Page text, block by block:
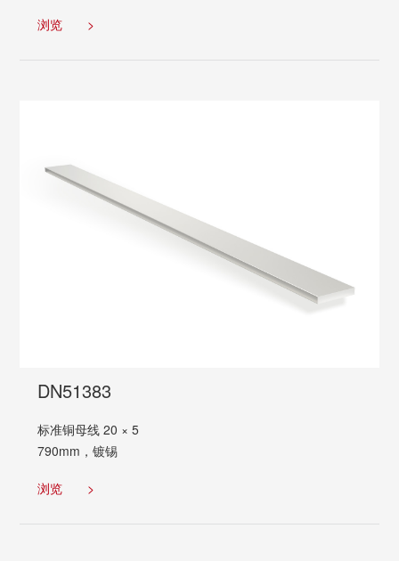
浏览 >
DN51383
标准铜母线 20 × 5
790mm，镀锡
浏览 >